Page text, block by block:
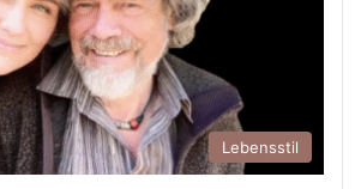
Lebensstil